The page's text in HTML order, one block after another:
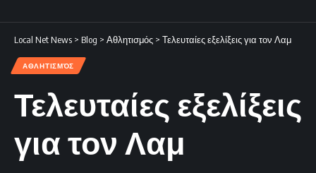
Local Net News > Blog > Αθλητισμός > Τελευταίες εξελίξεις για τον Λαμ
ΑΘΛΗΤΙΣΜΌΣ
Τελευταίες εξελίξεις
για τον Λαμ